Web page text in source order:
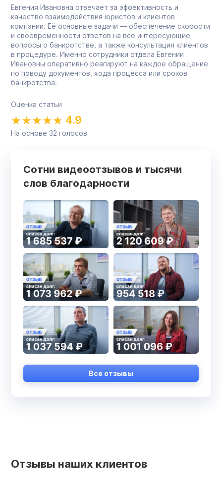
Евгения Ивановна отвечает за эффективность и
качество взаимодействия юристов и клиентов
компании. Её основные задачи — обеспечение скорости
и своевременности ответов на все интересующие
вопросы о банкротстве, а также консультация клиентов
в процедуре. Именно сотрудники отдела Евгении
Ивановны оперативно реагируют на каждое обращение
по поводу документов, хода процесса или сроков
банкротства.
Оценка статьи
4.9
На основе 32 голосов
Сотни видеоотзывов и тысячи
слов благодарности
Все отзывы
Отзывы наших клиентов